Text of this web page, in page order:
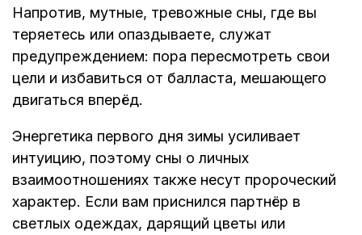
Напротив, мутные, тревожные сны, где вы
теряетесь или опаздываете, служат
предупреждением: пора пересмотреть свои
цели и избавиться от балласта, мешающего
двигаться вперёд.
Энергетика первого дня зимы усиливает
интуицию, поэтому сны о личных
взаимоотношениях также несут пророческий
характер. Если вам приснился партнёр в
светлых одеждах, дарящий цветы или